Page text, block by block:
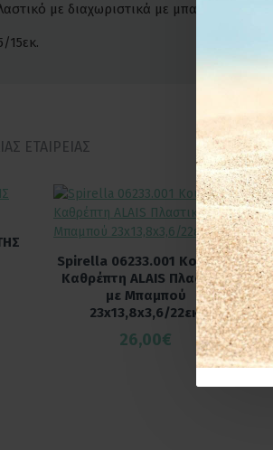
με διαχωριστικά με μπαμπού
15εκ.
ΕΤΑΙΡΕΙΑΣ
Spirella 06233.001 Κουτί με
Καθρέπτη ALAIS Πλαστικό
με Μπαμπού
23x13,8x3,6/22εκ.
26,00€